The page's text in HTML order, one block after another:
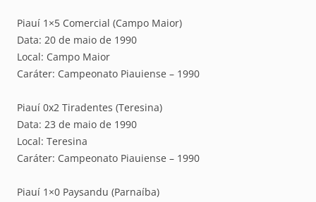
Piauí 1×5 Comercial (Campo Maior)
Data: 20 de maio de 1990
Local: Campo Maior
Caráter: Campeonato Piauiense – 1990
Piauí 0x2 Tiradentes (Teresina)
Data: 23 de maio de 1990
Local: Teresina
Caráter: Campeonato Piauiense – 1990
Piauí 1×0 Paysandu (Parnaíba)